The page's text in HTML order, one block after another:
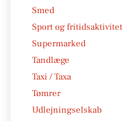
Smed
Sport og fritidsaktivitet
Supermarked
Tandlæge
Taxi / Taxa
Tømrer
Udlejningselskab